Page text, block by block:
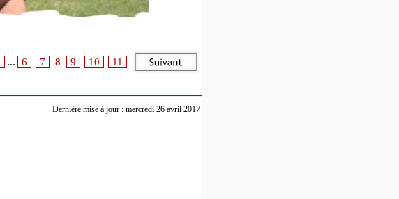
... 6 7 8 9 10 11
Dernière mise à jour : mercredi 26 avril 2017